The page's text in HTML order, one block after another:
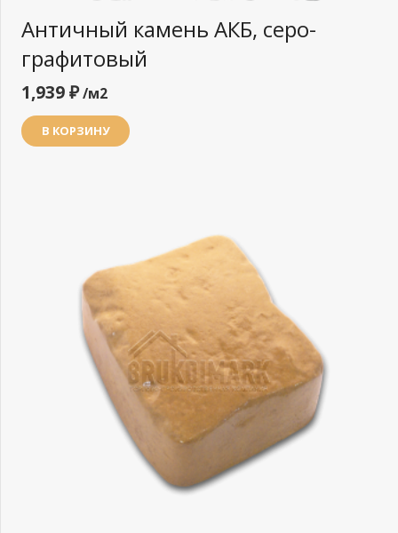
Античный камень АКБ, серо-
графитовый
1,939₽/м2
В КОРЗИНУ